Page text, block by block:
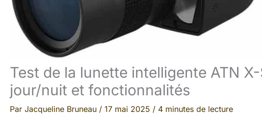
Test de la lunette intelligente ATN
jour/nuit et fonctionnalités
Par Jacqueline Bruneau / 17 mai 2025 / 4 minutes de lecture